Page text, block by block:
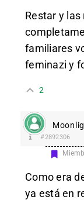
Restar y
familiares
feminazi y
2
#2892306
Como era
ya está en